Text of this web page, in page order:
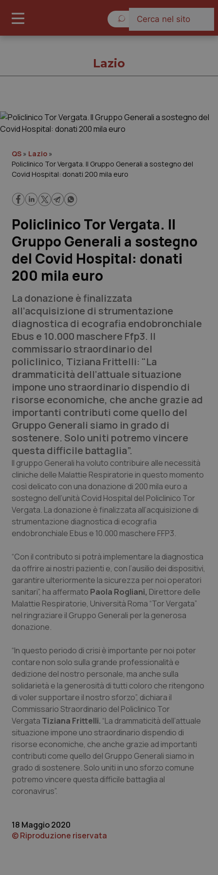
Governo e Parlamento
Regioni e Asl
Lavoro e Professioni
Scienza e Farmaci
Studi e Analisi
Lettere al direttore
Edizioni Regionali
QS Pro
Professionisti Sanitari.AI
Abruzzo
Basilicata
Calabria
Campania
Emilia-Romagna
Friuli Venezia Giulia
Liguria
Lombardia
Marche
Molise
Piemonte
Provincia Autonoma di Bolzano
Provincia Autonoma di Trento
Puglia
Sardegna
Toscana
QS Pro Gold
Artrite & artrosi
Asma & BPCO
Car-T
Colesterolo & coronaropatie
Dermatite Atopica
Disturbi dell’umore
Dolore
Donna & Salute
Epatiti
HIV
Infezioni & Febbre
Ipertensione & Scompenso
Malattie rare
Malattia di Crohn & Rettocolite Ulcerosa
Obesità
QS Club Newsletter
Lazio
QS » Lazio »
Policlinico Tor Vergata. Il Gruppo Generali a sostegno del
Covid Hospital: donati 200 mila euro
Policlinico Tor Vergata. Il
Gruppo Generali a sostegno
del Covid Hospital: donati
200 mila euro
La donazione è finalizzata
all’acquisizione di strumentazione
diagnostica di ecografia endobronchiale
Ebus e 10.000 maschere Ffp3. Il
commissario straordinario del
policlinico, Tiziana Frittelli: "La
drammaticità dell’attuale situazione
impone uno straordinario dispendio di
risorse economiche, che anche grazie ad
importanti contributi come quello del
Gruppo Generali siamo in grado di
sostenere. Solo uniti potremo vincere
questa difficile battaglia”.
Il gruppo Generali ha voluto contribuire alle necessità
cliniche delle Malattie Respiratorie in questo momento
così delicato con una donazione di 200 mila euro a
sostegno dell’unità Covid Hospital del Policlinico Tor
Vergata. La donazione è finalizzata all’acquisizione di
strumentazione diagnostica di ecografia
endobronchiale Ebus e 10.000 maschere FFP3.
“Con il contributo si potrà implementare la diagnostica
da offrire ai nostri pazienti e, con l’ausilio dei dispositivi,
garantire ulteriormente la sicurezza per noi operatori
sanitari”, ha affermato Paola Rogliani, Direttore delle
Malattie Respiratorie, Università Roma “Tor Vergata”
nel ringraziare il Gruppo Generali per la generosa
donazione.
“In questo periodo di crisi è importante per noi poter
contare non solo sulla grande professionalità e
dedizione del nostro personale, ma anche sulla
solidarietà e la generosità di tutti coloro che ritengono
di voler supportare il nostro sforzo”, dichiara il
Commissario Straordinario del Policlinico Tor
Vergata Tiziana Frittelli. “La drammaticità dell’attuale
situazione impone uno straordinario dispendio di
risorse economiche, che anche grazie ad importanti
contributi come quello del Gruppo Generali siamo in
grado di sostenere. Solo uniti in uno sforzo comune
potremo vincere questa difficile battaglia al
coronavirus”.
18 Maggio 2020
© Riproduzione riservata